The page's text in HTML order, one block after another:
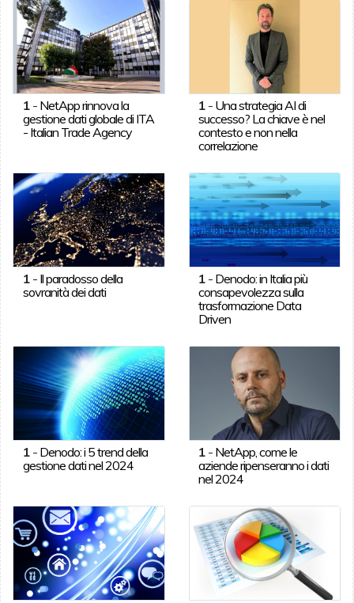
1- NetApp rinnova la
gestione dati globale di ITA
- Italian Trade Agency
1 - Una strategia AI di
successo? La chiave è nel
contesto e non nella
correlazione
1- Il paradosso della
sovranità dei dati
1 - Denodo: in Italia più
consapevolezza sulla
trasformazione Data
Driven
1- Denodo: i 5 trend della
gestione dati nel 2024
1 - NetApp, come le
aziende ripenseranno i dati
nel 2024